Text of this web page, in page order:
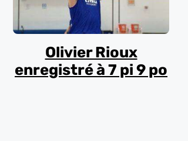
Olivier Rioux
enregistré à 7 pi 9 po